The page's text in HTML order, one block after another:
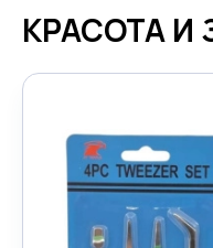
КРАСОТА И